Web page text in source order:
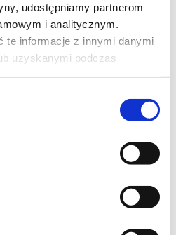
udostępniamy partnerom
i analitycznym.
te informacje z innymi danymi
uzyskanymi podczas